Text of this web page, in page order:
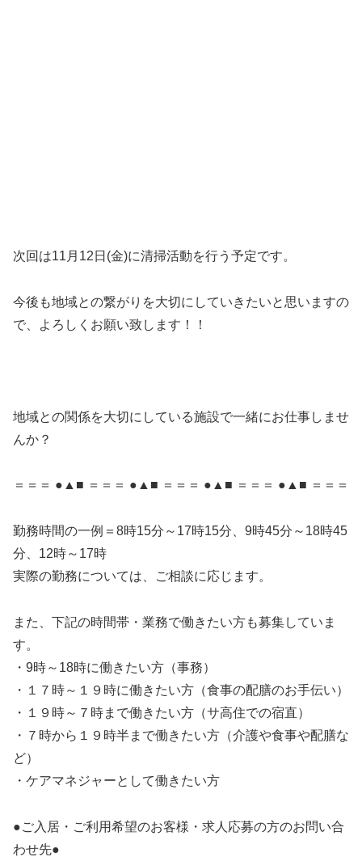
次回は11月12日(金)に清掃活動を行う予定です。
今後も地域との繋がりを大切にしていきたいと思いますの
で、よろしくお願い致します！！
地域との関係を大切にしている施設で一緒にお仕事しませ
んか？
＝＝＝ ●▲■ ＝＝＝ ●▲■ ＝＝＝ ●▲■ ＝＝＝ ●▲■ ＝＝＝
勤務時間の一例＝8時15分～17時15分、9時45分～18時45
分、12時～17時
実際の勤務については、ご相談に応じます。
また、下記の時間帯・業務で働きたい方も募集していま
す。
・9時～18時に働きたい方（事務）
・１７時～１９時に働きたい方（食事の配膳のお手伝い）
・１９時～７時まで働きたい方（サ高住での宿直）
・７時から１９時半まで働きたい方（介護や食事や配膳な
ど）
・ケアマネジャーとして働きたい方
●ご入居・ご利用希望のお客様・求人応募の方のお問い合
わせ先●